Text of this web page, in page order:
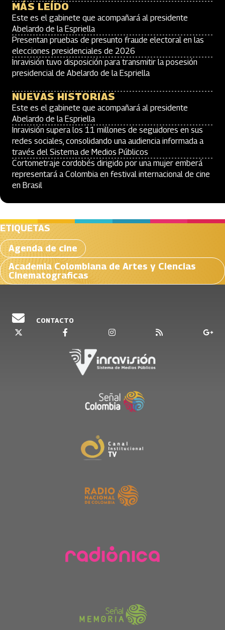
MÁS LEÍDO
Este es el gabinete que acompañará al presidente
Abelardo de la Espriella
Presentan pruebas de presunto fraude electoral en las
elecciones presidenciales de 2026
Inravisión tuvo disposición para transmitir la posesión
presidencial de Abelardo de la Espriella
NUEVAS HISTORIAS
Este es el gabinete que acompañará al presidente
Abelardo de la Espriella
Inravisión supera los 11 millones de seguidores en sus
redes sociales, consolidando una audiencia informada a
través del Sistema de Medios Públicos
Cortometraje cordobés dirigido por una mujer emberá
representará a Colombia en festival internacional de cine
en Brasil
ETIQUETAS
Agenda de cine
Academia Colombiana de Artes y Ciencias
Cinematograficas
CONTACTO